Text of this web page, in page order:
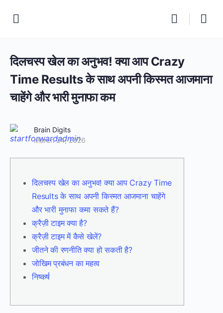
दिलचस्प खेल का अनुभव! क्या आप Crazy
Time Results के साथ अपनी किस्मत आजमाना
चाहेंगे और भारी मुनाफा कम
Brain Digits
March 24, 2026
दिलचस्प खेल का अनुभव! क्या आप Crazy Time
Results के साथ अपनी किस्मत आजमाना चाहेंगे
और भारी मुनाफा कमा सकते हैं?
क्रैज़ी टाइम क्या है?
क्रैज़ी टाइम में कैसे खेलें?
जीतने की रणनीति क्या हो सकती है?
जोखिम प्रबंधन का महत्व
निष्कर्ष